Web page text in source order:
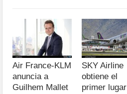
Air France-KLM
anuncia a
Guilhem Mallet
SKY Airline
obtiene el
primer lugar